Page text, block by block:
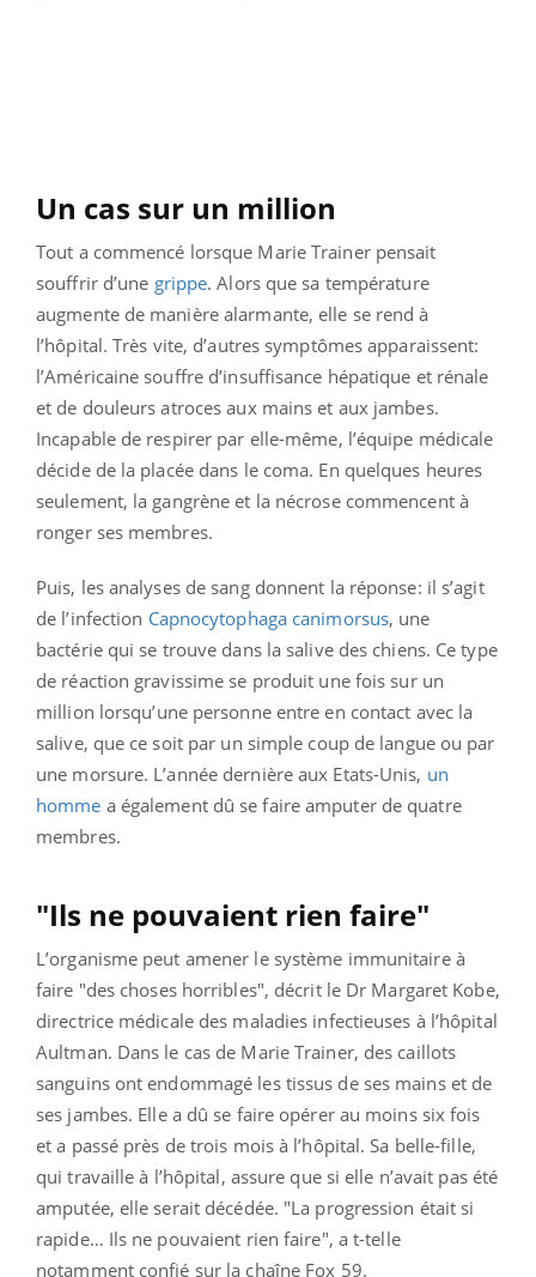
Un cas sur un million
Tout a commencé lorsque Marie Trainer pensait
souffrir d’une grippe. Alors que sa température
augmente de manière alarmante, elle se rend à
l’hôpital. Très vite, d’autres symptômes apparaissent:
l’Américaine souffre d’insuffisance hépatique et rénale
et de douleurs atroces aux mains et aux jambes.
Incapable de respirer par elle-même, l’équipe médicale
décide de la placée dans le coma. En quelques heures
seulement, la gangrène et la nécrose commencent à
ronger ses membres.
Puis, les analyses de sang donnent la réponse: il s’agit
de l’infection Capnocytophaga canimorsus, une
bactérie qui se trouve dans la salive des chiens. Ce type
de réaction gravissime se produit une fois sur un
million lorsqu’une personne entre en contact avec la
salive, que ce soit par un simple coup de langue ou par
une morsure. L’année dernière aux Etats-Unis, un
homme a également dû se faire amputer de quatre
membres.
"Ils ne pouvaient rien faire"
L’organisme peut amener le système immunitaire à
faire "des choses horribles", décrit le Dr Margaret Kobe,
directrice médicale des maladies infectieuses à l’hôpital
Aultman. Dans le cas de Marie Trainer, des caillots
sanguins ont endommagé les tissus de ses mains et de
ses jambes. Elle a dû se faire opérer au moins six fois
et a passé près de trois mois à l’hôpital. Sa belle-fille,
qui travaille à l’hôpital, assure que si elle n’avait pas été
amputée, elle serait décédée. "La progression était si
rapide… Ils ne pouvaient rien faire", a t-telle
notamment confié sur la chaîne Fox 59.